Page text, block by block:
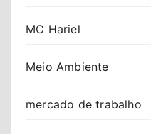
MC Hariel
Meio Ambiente
mercado de trabalho